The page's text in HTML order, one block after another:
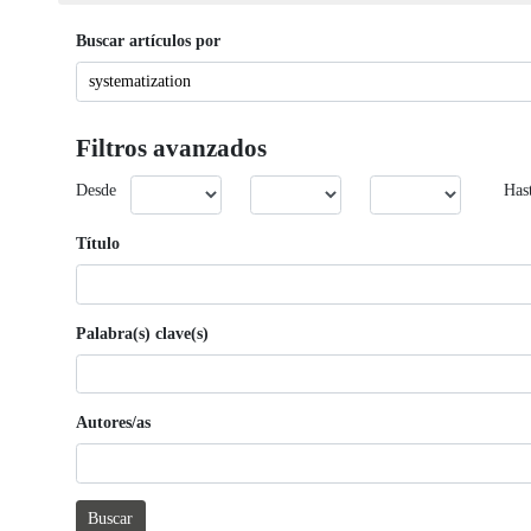
Buscar artículos por
Filtros avanzados
Desde
Título
Palabra(s) clave(s)
Autores/as
Buscar